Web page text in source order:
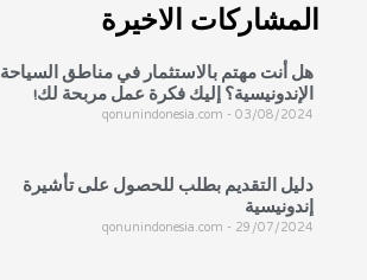
المشاركات الاخيرة
هل أنت مهتم بالاستثمار في مناطق السياحة
الإندونيسية؟ إليك فكرة عمل مربحة لك!
qonunindonesia.com 03/08/2024
دليل التقديم بطلب للحصول على تأشيرة
إندونيسية
qonunindonesia.com 29/07/2024